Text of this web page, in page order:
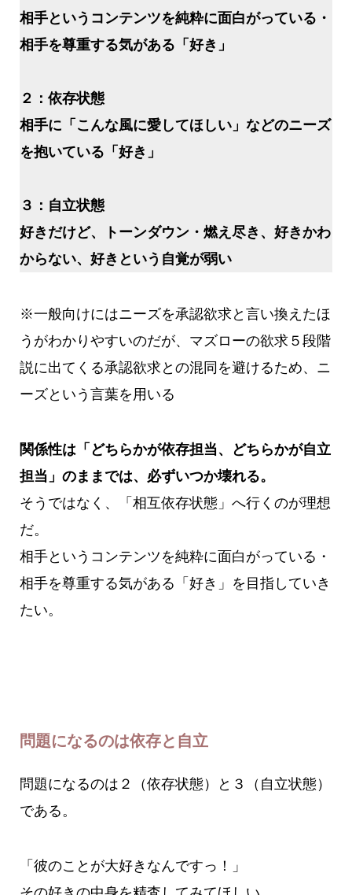
相手というコンテンツを純粋に面白がっている・
相手を尊重する気がある「好き」
２： 依存状態
相手に「こんな風に愛してほしい」などのニーズ
を抱いている「好き」
３： 自立状態
好きだけど、トーンダウン・燃え尽き、好きかわ
からない、好きという自覚が弱い
※一般向けにはニーズを承認欲求と言い換えたほ
うがわかりやすいのだが、マズローの欲求５段階
説に出てくる承認欲求との混同を避けるため、ニ
ーズという言葉を用いる
関係性は「どちらかが依存担当、どちらかが自立
担当」のままでは、必ずいつか壊れる。
そうではなく、「相互依存状態」へ行くのが理想
だ。
相手というコンテンツを純粋に面白がっている・
相手を尊重する気がある「好き」を目指していき
たい。
問題になるのは依存と自立
問題になるのは２（依存状態）と３（自立状態）
である。
「彼のことが大好きなんですっ！」